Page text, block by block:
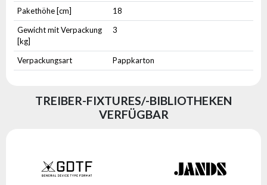
Pakethöhe [cm]
18
Gewicht mit Verpackung
[kg]
3
Verpackungsart Pappkarton
TREIBER-FIXTURES/-BIBLIOTHEKEN
VERFÜGBAR